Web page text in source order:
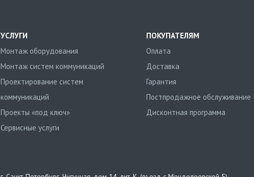
УСЛУГИ
Монтаж оборудования
Монтаж систем коммуникаций
Проектирование систем
коммуникаций
Проекты «под ключ»
Сервисные услуги
ПОКУПАТЕЛЯМ
Оплата
Доставка
Гарантия
Постпродажное обслуживание
Дисконтная программа